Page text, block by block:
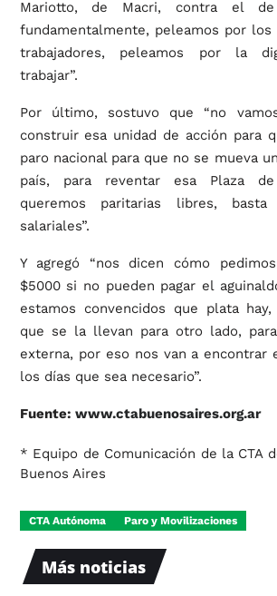
Mariotto, de Macri, contra el de
fundamentalmente, peleamos por
trabajadores, peleamos por la
trabajar”.
Por último, sostuvo que “no
construir esa unidad de acción para
paro nacional para que no se mueva
país, para reventar esa Plaza
queremos paritarias libres,
salariales”.
Y agregó “nos dicen cómo
$5000 si no pueden pagar el
estamos convencidos que plata
que se la llevan para otro lado,
externa, por eso nos van a encontrar
los días que sea necesario”.
Fuente: www.ctabuenosaires.org.ar
* Equipo de Comunicación de la CTA
Buenos Aires
CTA Autónoma Paro y Movilizaciones
Más noticias